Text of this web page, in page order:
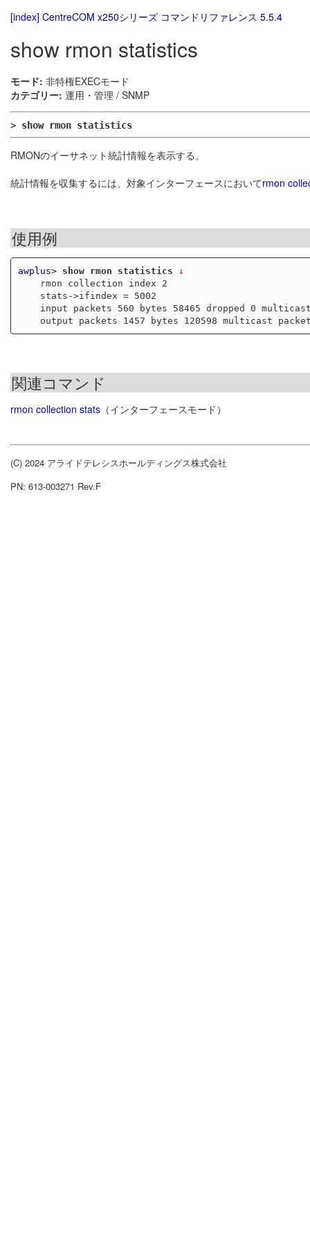
[index] CentreCOM x250シリーズ コマンドリファレンス 5.5.4
show rmon statistics
モード: 非特権EXECモード
カテゴリー: 運用・管理 / SNMP
> show rmon statistics
RMONのイーサネット統計情報を表示する。
統計情報を収集するには、対象インターフェースにおいてrmon
使用例
awplus> show rmon statistics ↓
関連コマンド
rmon collection stats （インターフェースモード）
(C) 2024 アライドテレシスホールディングス株式会社
PN: 613-003271 Rev.F